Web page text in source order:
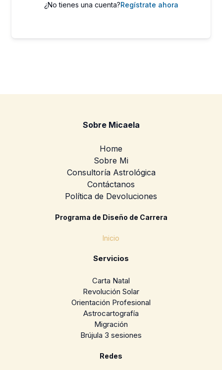
¿No tienes una cuenta?Regístrate ahora
Sobre Micaela
Home
Sobre Mi
Consultoría Astrológica
Contáctanos
Política de Devoluciones
Programa de Diseño de Carrera
Inicio
Servicios
Carta Natal
Revolución Solar
Orientación Profesional
Astrocartografía
Migración
Brújula 3 sesiones
Redes